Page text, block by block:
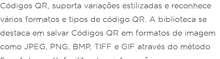
Códigos QR, suporta variações estilizadas e reconhece
vários formatos e tipos de código QR. A biblioteca se
destaca em salvar Códigos QR em formatos de imagem
como JPEG, PNG, BMP, TIFF e GIF através do método